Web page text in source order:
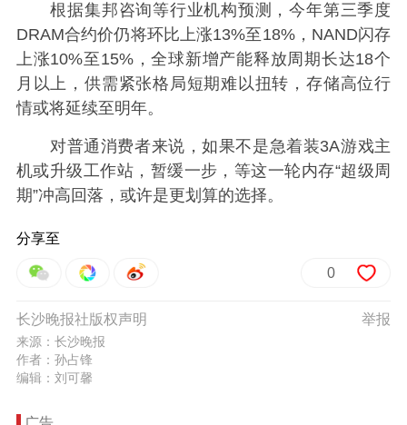
根据集邦咨询等行业机构预测，今年第三季度
DRAM合约价仍将环比上涨13%至18%，NAND闪存
上涨10%至15%，全球新增产能释放周期长达18个
月以上，供需紧张格局短期难以扭转，存储高位行
情或将延续至明年。
对普通消费者来说，如果不是急着装3A游戏主
机或升级工作站，暂缓一步，等这一轮内存“超级周
期”冲高回落，或许是更划算的选择。
分享至
0
举报
长沙晚报社版权声明
来源：长沙晚报
作者：孙占锋
编辑：刘可馨